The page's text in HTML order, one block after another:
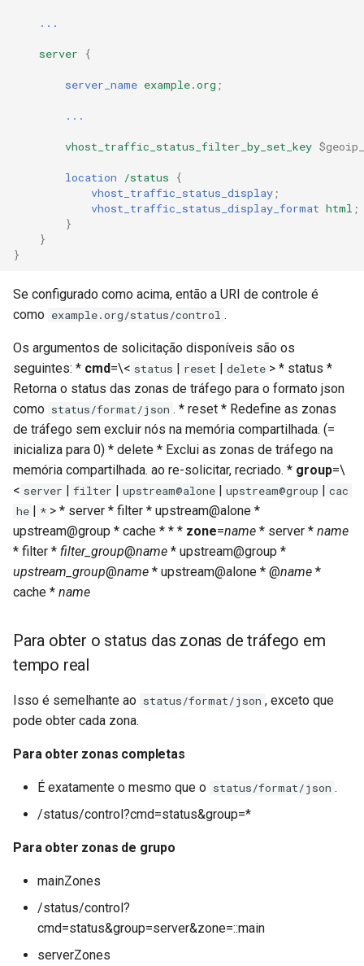
...
server {
server_name example.org ;
...
vhost_traffic_status_filter_by_set_key
location /status
{
vhost_traffic_status_display ;
vhost_traffic_status_display_format html ;
}
}
}
Se configurado como acima, então a URI de controle é
como example.org/status/control .
Os argumentos de solicitação disponíveis são os
seguintes: * cmd=\< status | reset | delete > * status *
Retorna o status das zonas de tráfego para o formato json
como status/format/json . * reset * Redefine as zonas
de tráfego sem excluir nós na memória compartilhada. (=
inicializa para 0) * delete * Exclui as zonas de tráfego na
memória compartilhada. ao re-solicitar, recriado. * group=\
< server | filter | upstream@alone | upstream@group | cac
he | * > * server * filter * upstream@alone *
upstream@group * cache * * * zone=name * server * name
* filter * filter_group@name * upstream@group *
upstream_group@name * upstream@alone * @name *
cache * name
Para obter o status das zonas de tráfego em
tempo real
Isso é semelhante ao status/format/json , exceto que
pode obter cada zona.
Para obter zonas completas
É exatamente o mesmo que o status/format/json .
/status/control?cmd=status&group=*
Para obter zonas de grupo
mainZones
/status/control?
cmd=status&group=server&zone=::main
serverZones